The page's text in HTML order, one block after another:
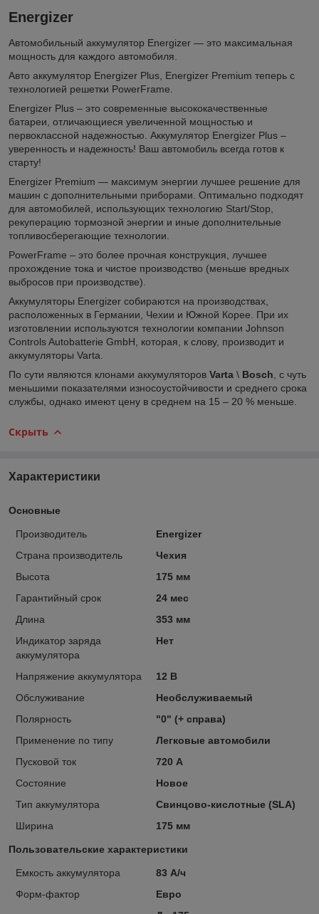
Energizer
Автомобильный аккумулятор Energizer — это максимальная
мощность для каждого автомобиля.
Авто аккумулятор Energizer Plus, Energizer Premium теперь с
технологией решетки PowerFrame.
Energizer Plus – это современные высококачественные
батареи, отличающиеся увеличенной мощностью и
первоклассной надежностью. Аккумулятор Energizer Plus –
уверенность и надежность! Ваш автомобиль всегда готов к
старту!
Energizer Premium — максимум энергии лучшее решение для
машин с дополнительными приборами. Оптимально подходят
для автомобилей, использующих технологию Start/Stop,
рекуперацию тормозной энергии и иные дополнительные
топливосберегающие технологии.
PowerFrame – это более прочная конструкция, лучшее
прохождение тока и чистое производство (меньше вредных
выбросов при производстве).
Аккумуляторы Energizer собираются на производствах,
расположенных в Германии, Чехии и Южной Корее. При их
изготовлении используются технологии компании Jоhnson
Cоntrols Autоbatterie GmbH, которая, к слову, производит и
аккумуляторы Varta.
По сути являются клонами аккумуляторов Varta \ Bosch , с чуть
меньшими показателями износоустойчивости и среднего срока
службы, однако имеют цену в среднем на 15 – 20 % меньше.
Скрыть
Характеристики
Основные
Производитель
Energizer
Страна производитель
Чехия
Высота
175 мм
Гарантийный срок
24 мес
Длина
353 мм
Индикатор заряда
аккумулятора
Нет
Напряжение аккумулятора
12 В
Обслуживание
Необслуживаемый
Полярность
"0" (+ справа)
Применение по типу
Легковые автомобили
Пусковой ток
720 А
Состояние
Новое
Тип аккумулятора
Свинцово-кислотные (SLA)
Ширина
175 мм
Пользовательские характеристики
Емкость аккумулятора
83 А/ч
Форм-фактор
Евро